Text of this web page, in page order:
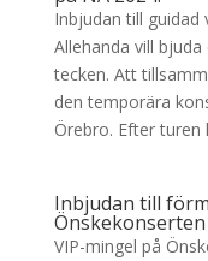
Inbjudan till guidad
Allehanda vill
tecken. Att
den temporära
Örebro. Efter
Inbjudan till
Önskekonserten
VIP-mingel på